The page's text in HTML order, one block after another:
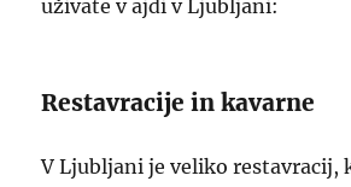
uživate v ajdi v Ljubljani:
Restavracije in kavarne
V Ljubljani je veliko restavracij,